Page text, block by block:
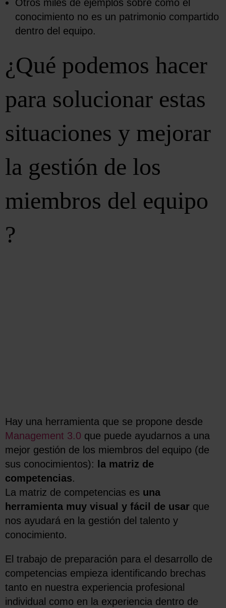
Otros miles de ejemplos sobre como el
conocimiento no es un patrimonio compartido
dentro del equipo.
¿Qué podemos hacer
para solucionar estas
situaciones y mejorar
la gestión de los
miembros del equipo
?
Hay una herramienta que se propone desde
Management 3.0 que puede ayudarnos a una
mejor gestión de los miembros del equipo (de
sus conocimientos):
la matriz de
competencias.
La matriz de competencias es una
herramienta muy visual y fácil de usar que
nos ayudará en la gestión del talento y
conocimiento.
El trabajo de preparación para el desarrollo de
competencias empieza identificando brechas
tanto en nuestra experiencia profesional
individual como en la experiencia dentro de